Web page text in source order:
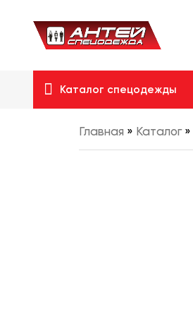
Каталог спецодежды
Главная » Каталог»